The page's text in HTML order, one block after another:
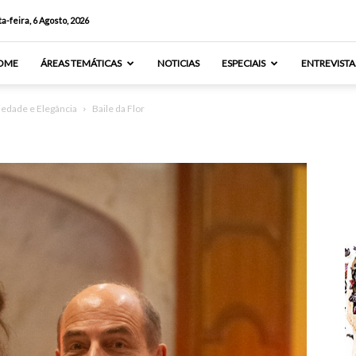
feira, 6 Agosto, 2026
ÁREAS TEMÁTICAS NOTICIAS ESPECIAIS
e Elegância Baile da Flor